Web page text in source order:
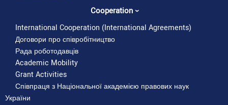
Cooperation
International Cooperation (International Agreements)
Договори про співробітництво
Рада роботодавців
Academic Mobility
Grant Activities
Співпраця з Національної академією правових наук
України
3.
Будівля № 3.
Навчальний
корпус
№ 3 (бібліотека,
навчальні та
Територіальні
(Балансоутримувач